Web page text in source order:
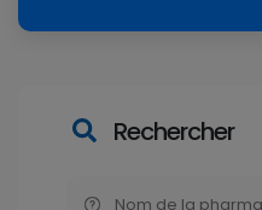
Rechercher